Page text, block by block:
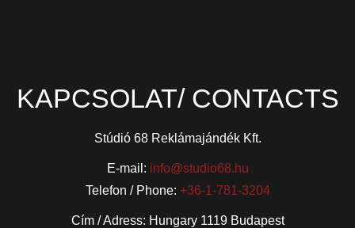
KAPCSOLAT/ CONTACTS
Stúdió 68 Reklámajándék Kft.
E-mail: info@studio68.hu
Telefon / Phone: +36-1-781-3204
Cím / Adress: Hungary 1119 Budapest